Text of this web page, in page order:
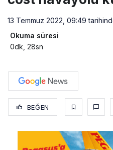
13 Temmuz 2022, 09:49
Okuma süresi
0dk, 28sn
BEĞEN